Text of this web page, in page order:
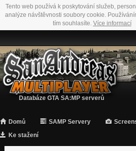
Tento web používá k poskytování služeb,
analýze návštěvnosti soubory cookie.
tím souhlasíte. Více informací
Databáze GTA SA:MP serverů
Domů SAMP Servery
Ke stažení